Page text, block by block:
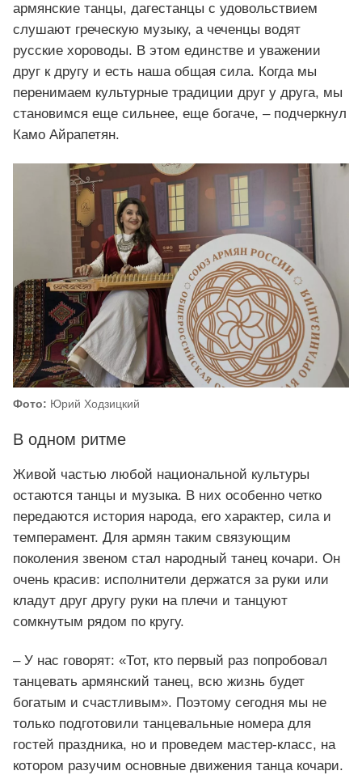
армянские танцы, дагестанцы с удовольствием
слушают греческую музыку, а чеченцы водят
русские хороводы. В этом единстве и уважении
друг к другу и есть наша общая сила. Когда мы
перенимаем культурные традиции друг у друга, мы
становимся еще сильнее, еще богаче, – подчеркнул
Камо Айрапетян.
Фото: Юрий Ходзицкий
В одном ритме
Живой частью любой национальной культуры
остаются танцы и музыка. В них особенно четко
передаются история народа, его характер, сила и
темперамент. Для армян таким связующим
поколения звеном стал народный танец кочари. Он
очень красив: исполнители держатся за руки или
кладут друг другу руки на плечи и танцуют
сомкнутым рядом по кругу.
– У нас говорят: «Тот, кто первый раз попробовал
танцевать армянский танец, всю жизнь будет
богатым и счастливым». Поэтому сегодня мы не
только подготовили танцевальные номера для
гостей праздника, но и проведем мастер-класс, на
котором разучим основные движения танца кочари.